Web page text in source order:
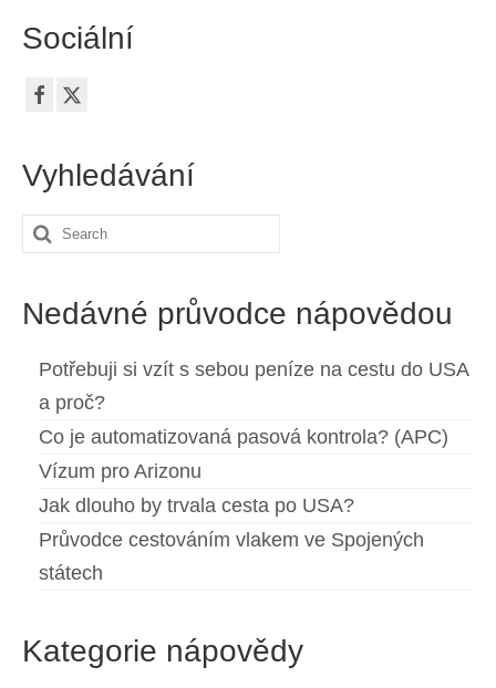
příspěvků
Sociální
Vyhledávání
Search
Nedávné průvodce nápovědou
Potřebuji si vzít s sebou peníze na cestu do USA
a proč?
Co je automatizovaná pasová kontrola? (APC)
Vízum pro Arizonu
Jak dlouho by trvala cesta po USA?
Průvodce cestováním vlakem ve Spojených
státech
Kategorie nápovědy